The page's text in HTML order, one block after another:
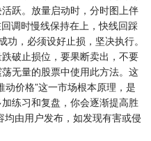
跃。放量启动时，分时图上伴
调时慢线保持在上，快线回踩
，必须设好止损，坚决执行。
破止损位，要果断卖出，不要
无量的股票中使用此方法。这
价格”这一市场根本原理，是
练习和复盘，你会逐渐提高胜
由用户发布，如发现有害或侵